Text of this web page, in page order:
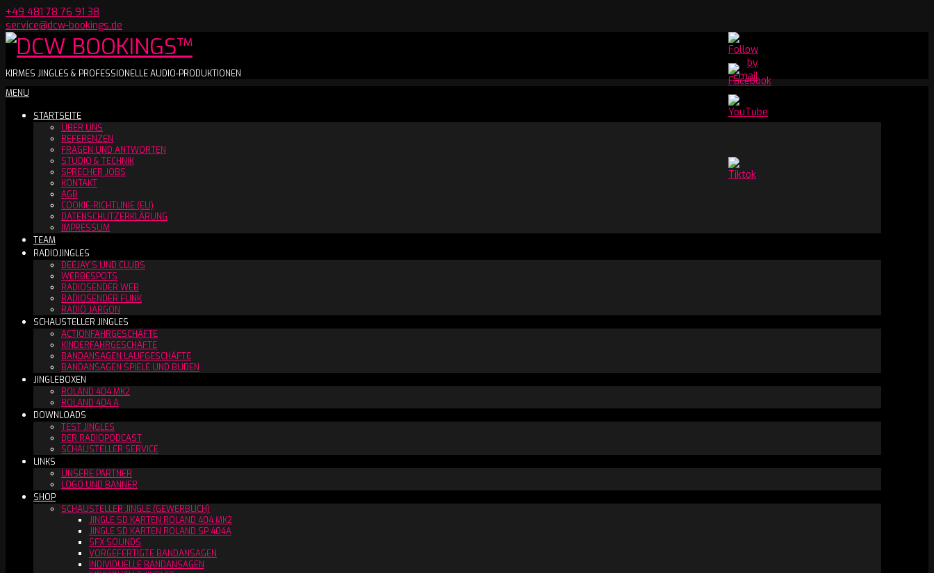
Skip
to
content
+49 481 78 76 91 38
service@dcw-bookings.de
Youtube
Channel
DCW
BOOKINGS™
KIRMES JINGLES & PROFESSIONELLE AUDIO-PRODUKTIONEN
Secondary
Menu
MENU
STARTSEITE
ÜBER UNS
REFERENZEN
FRAGEN UND ANTWORTEN
STUDIO & TECHNIK
SPRECHER JOBS
KONTAKT
AGB
COOKIE-RICHTLINIE (EU)
DATENSCHUTZERKLÄRUNG
IMPRESSUM
TEAM
RADIOJINGLES
DEEJAY´S UND CLUBS
WERBESPOTS
RADIOSENDER WEB
RADIOSENDER FUNK
RADIO JARGON
SCHAUSTELLER JINGLES
ACTIONFAHRGESCHÄFTE
KINDERFAHRGESCHÄFTE
BANDANSAGEN LAUFGESCHÄFTE
BANDANSAGEN SPIELE UND BUDEN
JINGLEBOXEN
ROLAND 404 MK2
ROLAND 404 A
DOWNLOADS
TEST JINGLES
DER RADIOPODCAST
SCHAUSTELLER SERVICE
LINKS
UNSERE PARTNER
LOGO UND BANNER
SHOP
SCHAUSTELLER JINGLE (GEWERBLICH)
JINGLE SD KARTEN ROLAND 404 MK2
JINGLE SD KARTEN ROLAND SP 404A
SFX SOUNDS
VORGEFERTIGTE BANDANSAGEN
INDIVIDUELLE BANDANSAGEN